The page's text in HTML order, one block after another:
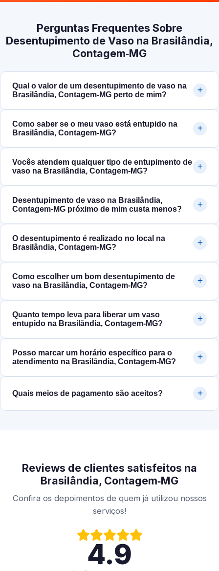
Perguntas Frequentes Sobre
Desentupimento de Vaso na Brasilândia,
Contagem‑MG
Qual o valor de um desentupimento de vaso na
Brasilândia, Contagem‑MG perto de mim?
Como saber se o meu vaso está entupido na
Brasilândia, Contagem‑MG?
Vocês atendem qualquer tipo de entupimento de
vaso na Brasilândia, Contagem‑MG?
Desentupimento de vaso na Brasilândia,
Contagem‑MG próximo de mim custa menos?
O desentupimento é realizado no local na
Brasilândia, Contagem‑MG?
Como escolher um bom desentupimento de
vaso na Brasilândia, Contagem‑MG?
Quanto tempo leva para liberar um vaso
entupido na Brasilândia, Contagem‑MG?
Posso marcar um horário específico para o
atendimento na Brasilândia, Contagem‑MG?
Quais meios de pagamento são aceitos?
Reviews de clientes satisfeitos na
Brasilândia, Contagem‑MG
Confira os depoimentos de quem já utilizou nossos
serviços!
4.9